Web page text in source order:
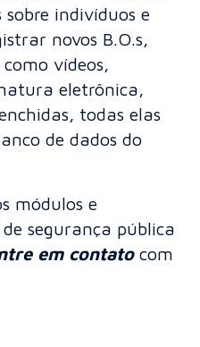
indivíduos e
novos B.O.s,
vídeos,
eletrônica,
todas elas
de dados do
módulos e
segurança pública
em contatocom